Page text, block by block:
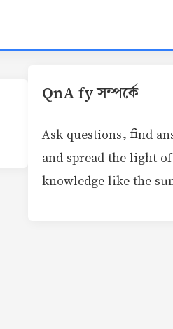
QnA fy সম্পর্কে
Ask questions, find
and spread the light of
knowledge like the